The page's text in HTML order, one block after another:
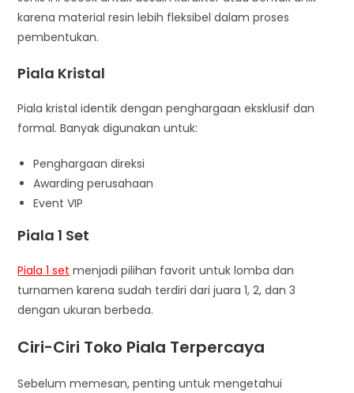
karena material resin lebih fleksibel dalam proses
pembentukan.
Piala Kristal
Piala kristal identik dengan penghargaan eksklusif dan
formal. Banyak digunakan untuk:
Penghargaan direksi
Awarding perusahaan
Event VIP
Piala 1 Set
Piala 1 set menjadi pilihan favorit untuk lomba dan
turnamen karena sudah terdiri dari juara 1, 2, dan 3
dengan ukuran berbeda.
Ciri-Ciri Toko Piala Terpercaya
Sebelum memesan, penting untuk mengetahui